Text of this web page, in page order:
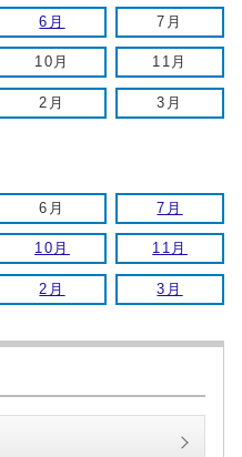
6月 7月
10月 11月
2月 3月
6月 7月
10月 11月
2月 3月